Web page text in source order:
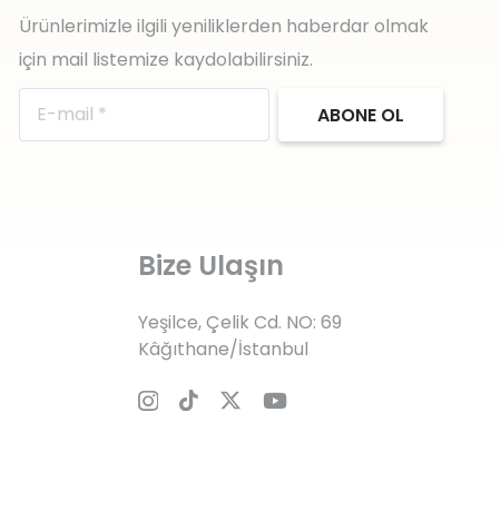
Ürünlerimizle ilgili yeniliklerden haberdar olmak
için mail listemize kaydolabilirsiniz.
ABONE OL
Bize Ulaşın
Yeşilce, Çelik Cd. NO: 69
Kâğıthane/İstanbul